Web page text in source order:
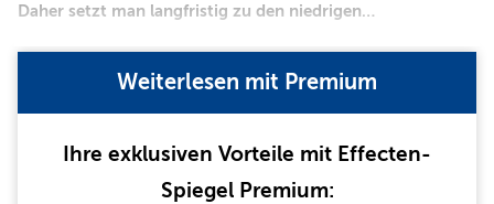
Daher setzt man langfristig zu den niedrigen…
Weiterlesen mit Premium
Ihre exklusiven Vorteile mit Effecten-
Spiegel Premium: